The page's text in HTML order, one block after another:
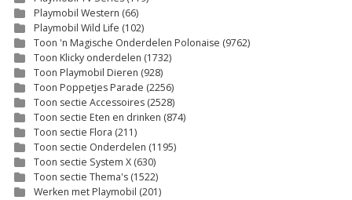
Playmobil Western (66)
Playmobil Wild Life (102)
Toon 'n Magische Onderdelen Polonaise (9762)
Toon Klicky onderdelen (1732)
Toon Playmobil Dieren (928)
Toon Poppetjes Parade (2256)
Toon sectie Accessoires (2528)
Toon sectie Eten en drinken (874)
Toon sectie Flora (211)
Toon sectie Onderdelen (1195)
Toon sectie System X (630)
Toon sectie Thema's (1522)
Werken met Playmobil (201)